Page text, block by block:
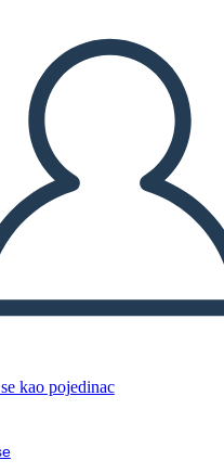
kao pojedinac
ČITAJ MI